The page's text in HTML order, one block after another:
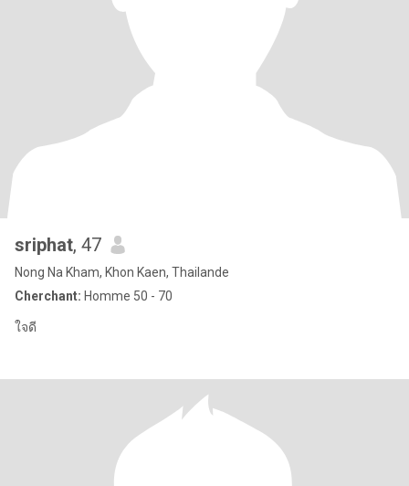
sriphat, 47
Nong Na Kham, Khon Kaen, Thailande
Cherchant: Homme 50 - 70
ใจดี